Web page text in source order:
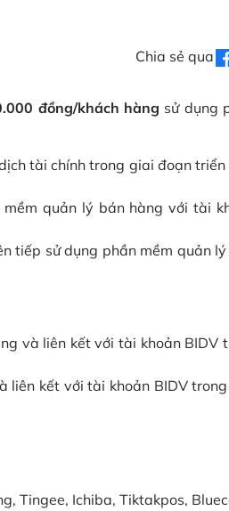
Chia sẻ qua
đồng/khách hàng sử dụng
tài chính trong giai đoạn triển
quản lý bán hàng với tài
tiếp sử dụng phần mềm quản
và liên kết với tài khoản BIDV
liên kết với tài khoản BIDV
Tingee, Ichiba, Tiktakpos,